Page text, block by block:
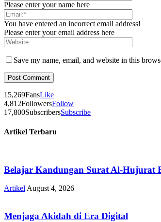
Please enter your name here
You have entered an incorrect email address!
Please enter your email address here
Save my name, email, and website in this
15,269FansLike
4,812FollowersFollow
17,800SubscribersSubscribe
Artikel Terbaru
Belajar Kandungan Surat Al-Hujurat
Artikel August 4, 2026
Menjaga Akidah di Era Digital